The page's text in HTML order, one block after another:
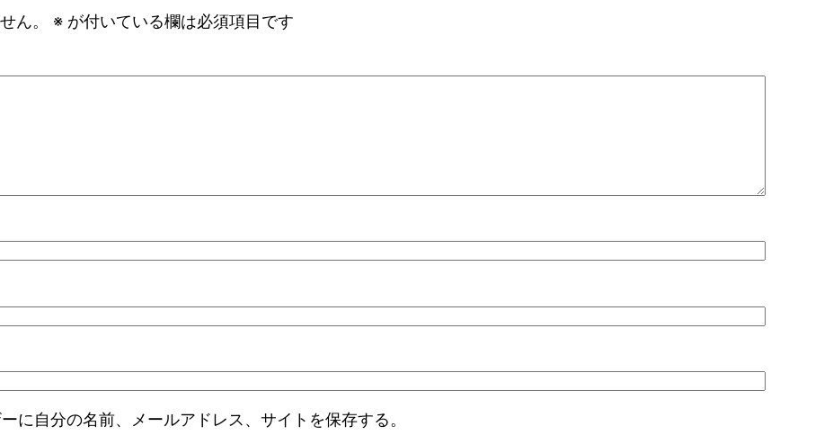
ん。 ※ が付いている欄は必須項目です
に自分の名前、メールアドレス、サイトを保存する。